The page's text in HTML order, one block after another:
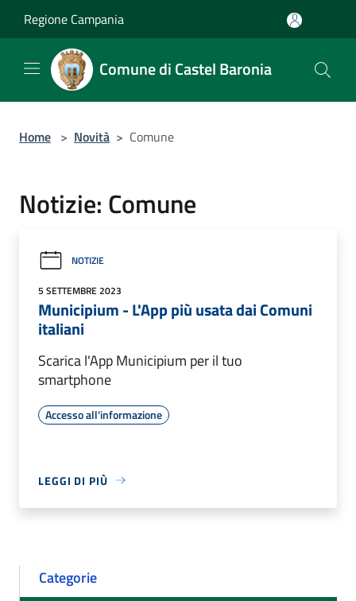
Regione Campania
Comune di Castel Baronia
Home > Novità > Comune
Notizie: Comune
NOTIZIE
5 SETTEMBRE 2023
Municipium - L'App più usata dai Comuni
italiani
Scarica l'App Municipium per il tuo
smartphone
Accesso all'informazione
LEGGI DI PIÙ
Categorie